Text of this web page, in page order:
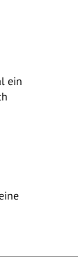
ein